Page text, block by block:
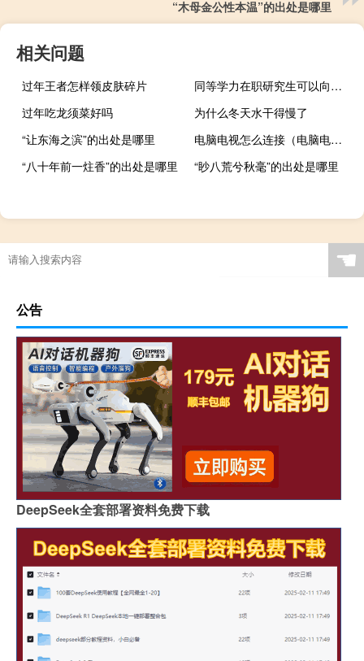
“木母金公性本温”的出处是哪里
相关问题
过年王者怎样领皮肤碎片
同等学力在职研究生可以向学校申请住宿吗
过年吃龙须菜好吗
为什么冬天水干得慢了
“让东海之滨”的出处是哪里
电脑电视怎么连接（电脑电视）
“八十年前一炷香”的出处是哪里
“眇八荒兮秋毫”的出处是哪里
☚
公告
DeepSeek全套部署资料免费下载